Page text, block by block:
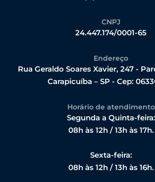
CNPJ
24.447.174/0001-65
Endereço
Rua Geraldo Soares Xavier, 247 -
Carapicuíba – SP - Cep:
Horário de atendimento
Segunda a Quinta-feira:
08h às 12h / 13h às 17h.
Sexta-feira:
08h às 12h / 13h às 16h.